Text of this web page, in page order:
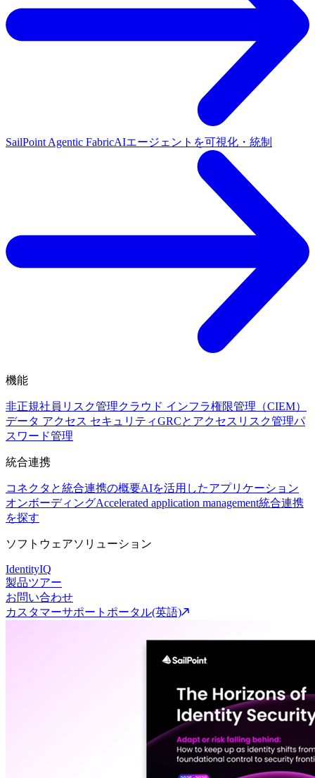
SailPoint Agentic FabricAIエージェントを可視化・統制
機能
非正規社員リスク管理クラウド インフラ権限管理（CIEM）
データ アクセス セキュリティGRCとアクセスリスク管理パ
スワード管理
統合連携
コネクタと統合連携の概要AIを活用したアプリケーション
オンボーディングAccelerated application management統合連携
を探す
ソフトウェアソリューション
IdentityIQ
製品ツアー
お問い合わせ
カスタマーサポートポータル(英語)